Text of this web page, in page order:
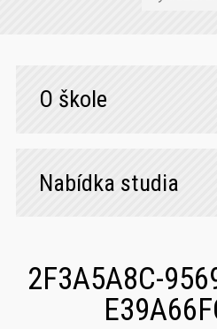
O škole
Nabídka studia
2F3A5A8C-